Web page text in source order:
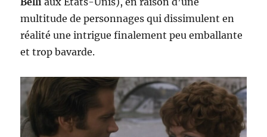
multitude de personnages qui dissimulent en
réalité une intrigue finalement peu emballante
et trop bavarde.